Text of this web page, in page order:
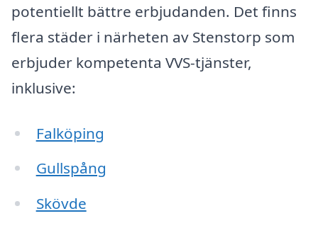
potentiellt bättre erbjudanden. Det finns
flera städer i närheten av Stenstorp som
erbjuder kompetenta VVS-tjänster,
inklusive:
Falköping
Gullspång
Skövde